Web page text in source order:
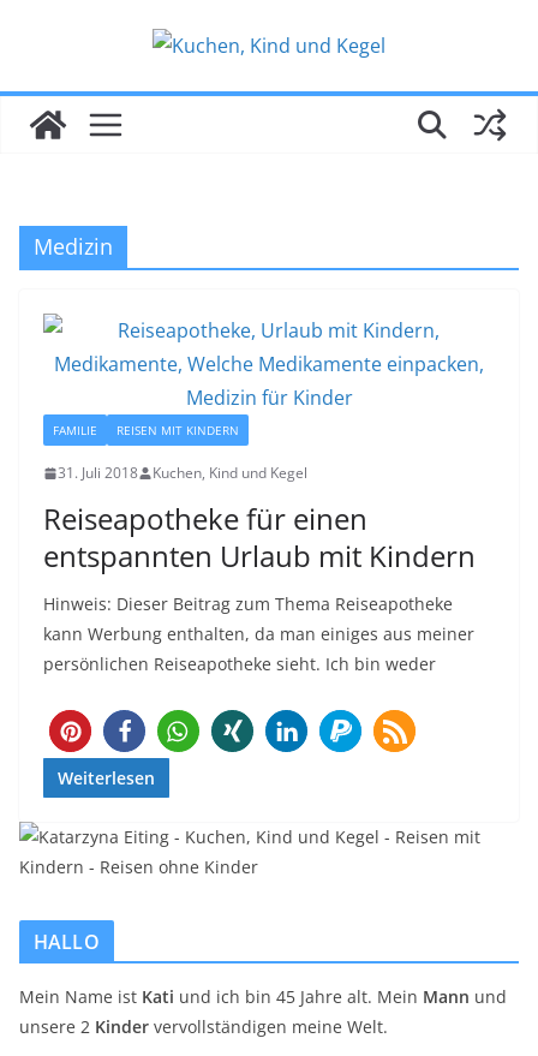
Medizin
FAMILIE REISEN MIT KINDERN
31. Juli 2018 Kuchen, Kind und Kegel
Reiseapotheke für einen
entspannten Urlaub mit Kindern
Hinweis: Dieser Beitrag zum Thema Reiseapotheke
kann Werbung enthalten, da man einiges aus meiner
persönlichen Reiseapotheke sieht. Ich bin weder
54
Weiterlesen
HALLO
Mein Name ist Kati und ich bin 45 Jahre alt. Mein Mann und
unsere 2 Kinder vervollständigen meine Welt.